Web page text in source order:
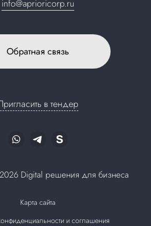
info@aprioricorp.ru
Обратная связь
в тендер
Digital решения для бизнеса
Карта сайта
и соглашения